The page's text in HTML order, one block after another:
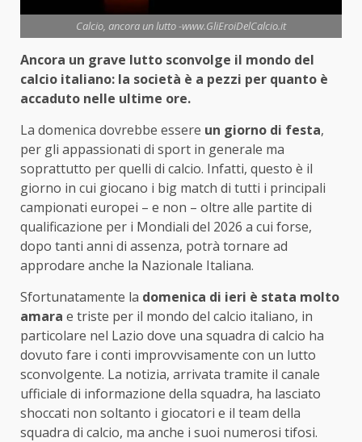
Calcio, ancora un lutto -www.GliEroiDelCalcio.it
Ancora un grave lutto sconvolge il mondo del
calcio italiano: la società è a pezzi per quanto è
accaduto nelle ultime ore.
La domenica dovrebbe essere un giorno di festa,
per gli appassionati di sport in generale ma
soprattutto per quelli di calcio. Infatti, questo è il
giorno in cui giocano i big match di tutti i principali
campionati europei – e non – oltre alle partite di
qualificazione per i Mondiali del 2026 a cui forse,
dopo tanti anni di assenza, potrà tornare ad
approdare anche la Nazionale Italiana.
Sfortunatamente la domenica di ieri è stata molto
amara e triste per il mondo del calcio italiano, in
particolare nel Lazio dove una squadra di calcio ha
dovuto fare i conti improvvisamente con un lutto
sconvolgente. La notizia, arrivata tramite il canale
ufficiale di informazione della squadra, ha lasciato
shoccati non soltanto i giocatori e il team della
squadra di calcio, ma anche i suoi numerosi tifosi.